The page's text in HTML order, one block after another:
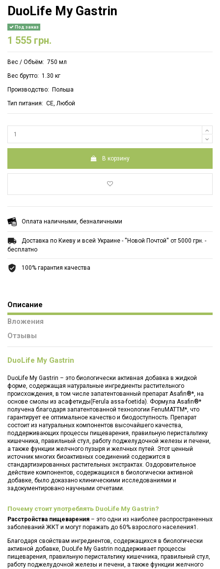
DuoLife My Gastrin
Под заказ
1 555 грн.
Вес / Объём: 750 мл
Вес брутто: 1.30 кг
Производство: Польша
Тип питания: СЕ, Любой
В корзину
Оплата наличными, безналичными
Доставка по Киеву и всей Украине - ''Новой Почтой'' от 5000 грн. -
бесплатно
100% гарантия качества
Описание
Вложения
Отзывы
DuoLife My Gastrin
DuoLife My Gastrin – это биологически активная добавка в жидкой
форме, содержащая натуральные ингредиенты растительного
происхождения, в том числе запатентованный препарат Asafin®*, на
основе смолы из асафетиды(Ferula assa-foetida). Формула Asafin®*
получена благодаря запатентованной технологии FenuMATTM*, что
гарантирует ее оптимальное качество и биодоступность. Препарат
состоит из натуральных компонентов высочайшего качества,
поддерживающих процессы пищеварения, правильную перистальтику
кишечника, правильный стул, работу поджелудочной железы и печени,
а также функции желчного пузыря и желчных путей. Этот ценный
источник многих биоактивных соединений содержится в
стандартизированных растительных экстрактах. Оздоровительное
действие компонентов, содержащихся в биологически активной
добавке, было доказано клиническими исследованиями и
задокументировано научными отчетами.
Почему стоит употреблять DuoLife My Gastrin?
Расстройства пищеварения – это одни из наиболее распространенных
заболеваний ЖКТ и могут поражать до 60% взрослого населения1.
Благодаря свойствам ингредиентов, содержащихся в биологически
активной добавке, DuoLife My Gastrin поддерживает процессы
пищеварения, правильную перистальтику кишечника, правильный стул,
работу поджелудочной железы и печени, а также функции желчного